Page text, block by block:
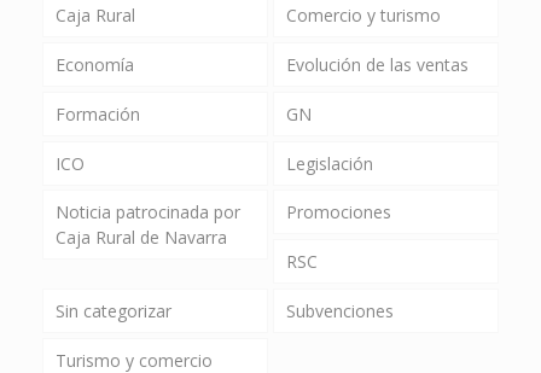
Caja Rural Comercio y turismo
Economía Evolución de las ventas
Formación GN
ICO Legislación
Noticia patrocinada por
Caja Rural de Navarra
Promociones
RSC
Sin categorizar Subvenciones
Turismo y comercio